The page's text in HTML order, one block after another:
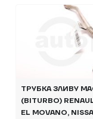
ТРУБКА ЗЛИВУ
(BITURBO)
EL MOVANO,